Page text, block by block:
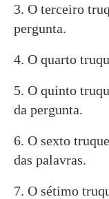
3. O terceiro
pergunta.
4. O quarto
5. O quinto
da pergunta.
6. O sexto
das palavras.
7. O sétimo